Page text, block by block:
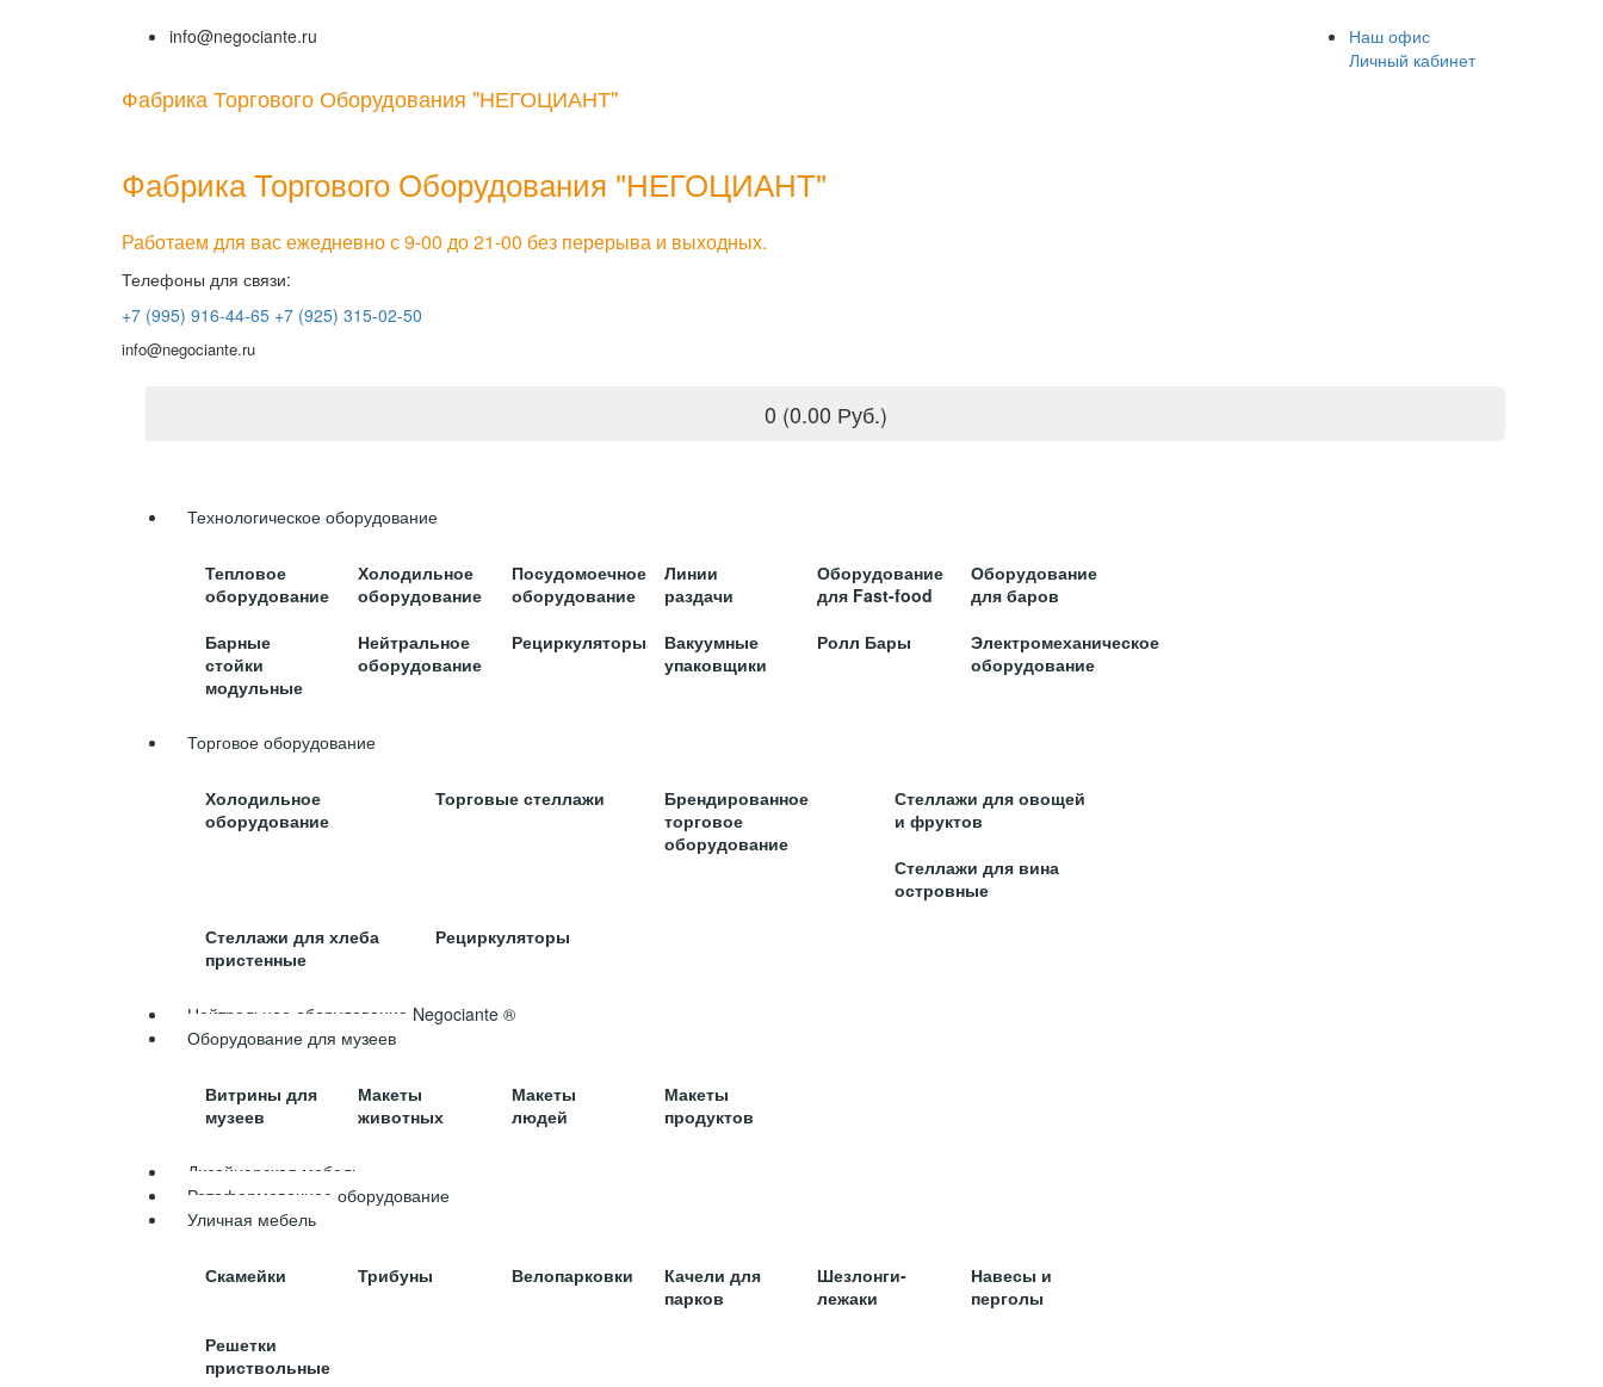
info@negociante.ru
Наш офис
Личный кабинет
Фабрика Торгового Оборудования "НЕГОЦИАНТ"
Фабрика Торгового Оборудования "НЕГОЦИАНТ"
Работаем для вас ежедневно с 9-00 до 21-00 без перерыва и выходных.
Телефоны для связи:
+7 (995) 916-44-65 +7 (925) 315-02-50
info@negociante.ru
0 (0.00 Руб.)
Технологическое оборудование
Тепловое
оборудование
Холодильное
оборудование
Посудомоечное
оборудование
Линии
раздачи
Оборудование
для Fast-food
Оборудование
для баров
Барные
стойки
модульные
Нейтральное
оборудование
Рециркуляторы
Вакуумные
упаковщики
Ролл Бары
Электромеханическое
оборудование
Торговое оборудование
Холодильное
оборудование
Торговые стеллажи
Брендированное
торговое
оборудование
Стеллажи для овощей
и фруктов
Стеллажи для вина
островные
Стеллажи для хлеба
пристенные
Рециркуляторы
Нейтральное оборудование Negociante ®
Оборудование для музеев
Витрины для
музеев
Макеты
животных
Макеты
людей
Макеты
продуктов
Дизайнерская мебель
Ротоформовочное оборудование
Уличная мебель
Скамейки Трибуны Велопарковки
Качели для
парков
Шезлонги-
лежаки
Навесы и
перголы
Решетки
приствольные